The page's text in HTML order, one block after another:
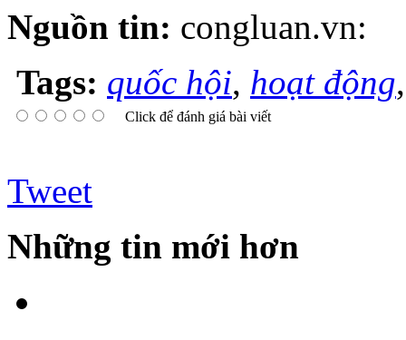
Nguồn tin: congluan.vn:
Tags: quốc hội, hoạt động
Click để đánh giá bài viết
Tweet
Những tin mới hơn